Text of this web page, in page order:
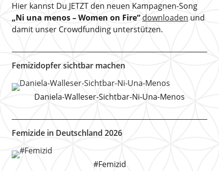
Hier kannst Du JETZT den neuen Kampagnen-Song
„Ni una menos – Women on Fire“downloaden und
damit unser Crowdfunding unterstützen.
Femizidopfer sichtbar machen
Daniela-Walleser-Sichtbar-Ni-Una-Menos
Femizide in Deutschland 2026
#Femizid